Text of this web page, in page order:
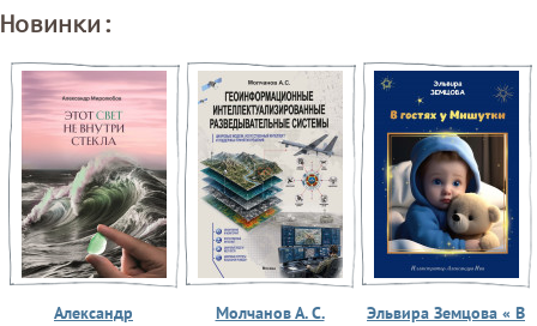
Новинки:
Александр
Молчанов А. С.
Эльвира Земцова « В